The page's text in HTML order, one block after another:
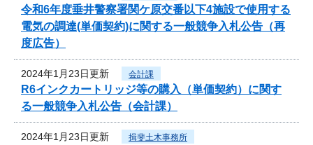
令和6年度垂井警察署関ケ原交番以下4施設で使用する
電気の調達(単価契約)に関する一般競争入札公告（再
度広告）
2024年1月23日更新 会計課
R6インクカートリッジ等の購入（単価契約）に関す
る一般競争入札公告（会計課）
2024年1月23日更新 揖斐土木事務所